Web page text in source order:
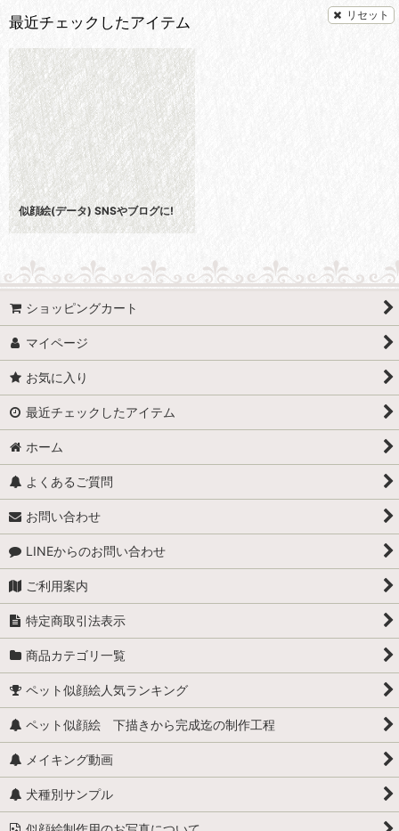
最近チェックしたアイテム リセット
似顔絵(データ) SNSやブログに!
ショッピングカート
マイページ
お気に入り
最近チェックしたアイテム
ホーム
よくあるご質問
お問い合わせ
LINEからのお問い合わせ
ご利用案内
特定商取引法表示
商品カテゴリ一覧
ペット似顔絵人気ランキング
ペット似顔絵 下描きから完成迄の制作工程
メイキング動画
犬種別サンプル